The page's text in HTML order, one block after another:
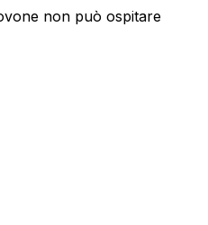
non può ospitare